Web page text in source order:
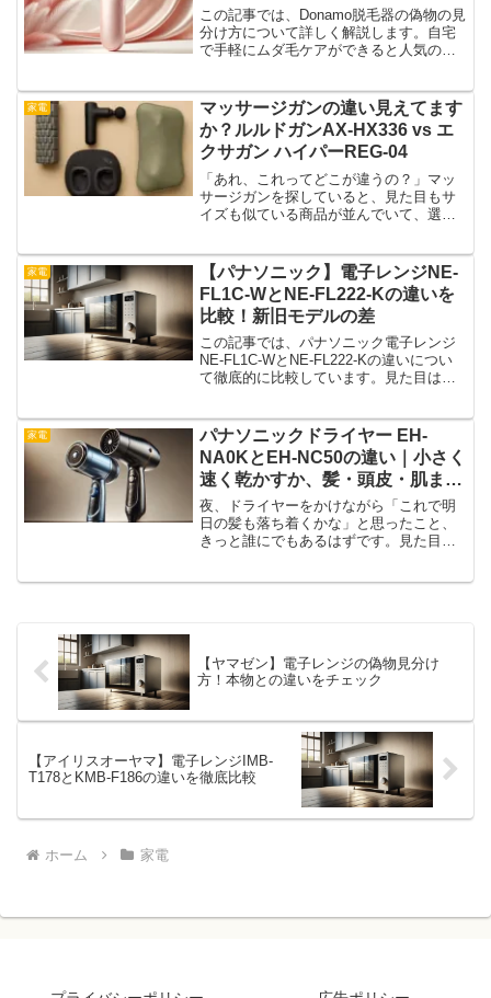
この記事では、Donamo脱毛器の偽物の見
分け方について詳しく解説します。自宅
で手軽にムダ毛ケアができると人気の
見た目は本物そっくりでも、機能が劣っ
ていたり、すぐ...
家電
マッサージガンの違い見えてます
か？ルルドガンAX-HX336 vs エ
クサガン ハイパーREG-04
「あれ、これってどこが違うの？」マッ
サージガンを探していると、見た目もサ
イズも似ている商品が並んでいて、選び
ラスアーム AX-HX336とドクターエア エ
クサガン ハイ...
家電
【パナソニック】電子レンジNE-
FL1C-WとNE-FL222-Kの違いを
比較！新旧モデルの差
この記事では、パナソニック電子レンジ
NE-FL1C-WとNE-FL222-Kの違いについ
て徹底的に比較しています。見た目はそ
か、気になるポイントを中心にわかりや
すく紹介...
家電
パナソニックドライヤー EH-
NA0KとEH-NC50の違い｜小さく
速く乾かすか、髪・頭皮・肌まで
整えるか
夜、ドライヤーをかけながら「これで明
日の髪も落ち着くかな」と思ったこと、
きっと誰にでもあるはずです。見た目が
【ヤマゼン】電子レンジの偽物見分け
方！本物との違いをチェック
【アイリスオーヤマ】電子レンジIMB-
T178とKMB-F186の違いを徹底比較
ホーム 家電